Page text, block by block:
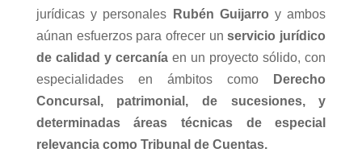
jurídicas y personales
Rubén Guijarro y ambos
aúnan esfuerzos para ofrecer unservicio jurídico
de calidad y cercaníaen un proyecto sólido, con
especialidades en ámbitos como
Derecho
Concursal, patrimonial, de sucesiones, y
determinadas áreas técnicas de especial
relevancia como Tribunal de Cuentas.